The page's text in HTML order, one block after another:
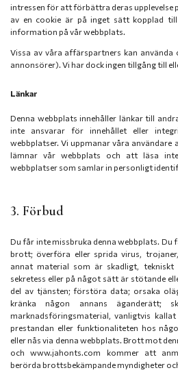
intressen för att förbättra deras upplevelse
av en cookie är på inget sätt kopplad
information på vår webbplats.
Vissa av våra affärspartners kan använda
annonsörer). Vi har dock ingen tillgång till
Länkar
Denna webbplats innehåller länkar till
inte ansvarar för innehållet eller
webbplatser. Vi uppmanar våra användare
lämnar vår webbplats och att läsa
webbplatser som samlar in personligt
3. Förbud
Du får inte missbruka denna webbplats. Du
brott; överföra eller sprida virus,
annat material som är skadligt,
sekretess eller på något sätt är stötande
del av tjänsten; förstöra data; orsaka
kränka någon annans äganderätt;
marknadsföringsmaterial, vanligtvis kallat
prestandan eller funktionaliteten hos
eller nås via denna webbplats. Brott mot
och www.jahonts.com kommer att
berörda brottsbekämpande myndigheter